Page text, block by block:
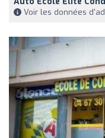
Voir les données